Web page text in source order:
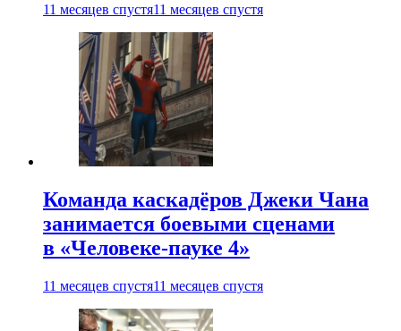
11 месяцев спустя11 месяцев спустя
Команда каскадёров Джеки Чана
занимается боевыми сценами
в «Человеке-пауке 4»
11 месяцев спустя11 месяцев спустя